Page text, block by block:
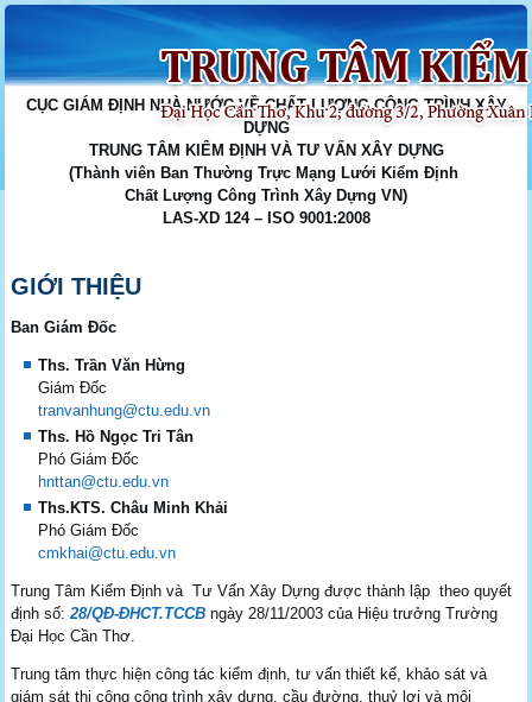
CỤC GIÁM ĐỊNH NHÀ NƯỚC VỀ CHẤT LƯỢNG CÔNG TRÌNH XÂY
DỰNG
TRUNG TÂM KIỂM ĐỊNH VÀ TƯ VẤN XÂY DỰNG
(Thành viên Ban Thường Trực Mạng Lưới Kiểm Định
Chất Lượng Công Trình Xây Dựng VN)
LAS-XD 124 – ISO 9001:2008
GIỚI THIỆU
Ban Giám Đốc
Ths. Trần Văn Hừng
Giám Đốc
tranvanhung@ctu.edu.vn
Ths. Hồ Ngọc Tri Tân
Phó Giám Đốc
hnttan@ctu.edu.vn
Ths.KTS. Châu Minh Khải
Phó Giám Đốc
cmkhai@ctu.edu.vn
Trung Tâm Kiểm Định và Tư Vấn Xây Dựng được thành lập theo quyết
định số:28/QĐ-ĐHCT.TCCB ngày 28/11/2003 của Hiệu trưởng Trường
Đại Học Cần Thơ.
Trung tâm thực hiện công tác kiểm định, tư vấn thiết kế, khảo sát và
giám sát thi công công trình xây dựng, cầu đường, thuỷ lợi và môi